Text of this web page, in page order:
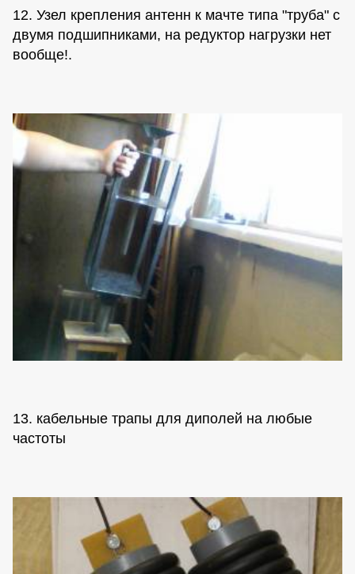
12. Узел крепления антенн к мачте типа "труба" с
двумя подшипниками, на редуктор нагрузки нет
вообще!.
13. кабельные трапы для диполей на любые
частоты